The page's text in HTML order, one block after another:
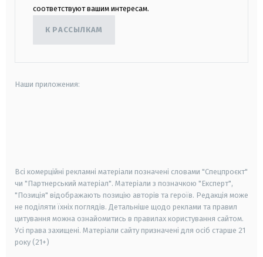
соответствуют вашим интересам.
К РАССЫЛКАМ
Наши приложения:
Всі комерційні рекламні матеріали позначені словами "Спецпроєкт"
чи "Партнерський матеріал". Матеріали з позначкою "Експерт",
"Позиція" відображають позицію авторів та героїв. Редакція може
не поділяти їхніх поглядів. Детальніше щодо реклами та правил
цитування можна ознайомитись в правилах користування сайтом.
Усі права захищені. Матеріали сайту призначені для осіб старше 21
року (21+)